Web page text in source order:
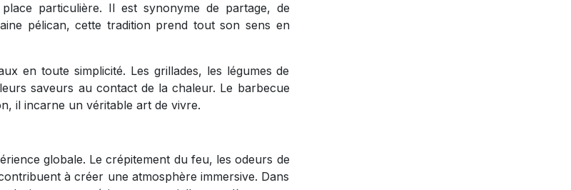
particulière. Il est synonyme de partage, de
pélican, cette tradition prend tout son sens en
en toute simplicité. Les grillades, les légumes de
saveurs au contact de la chaleur. Le barbecue
il incarne un véritable art de vivre.
globale. Le crépitement du feu, les odeurs de
à créer une atmosphère immersive. Dans